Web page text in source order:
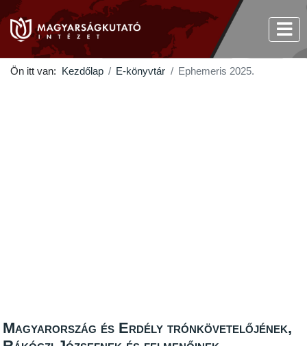
Ön itt van: Kezdőlap E-könyvtár Ephemeris 2025.
Magyarország és Erdély trónkövetelőjének,